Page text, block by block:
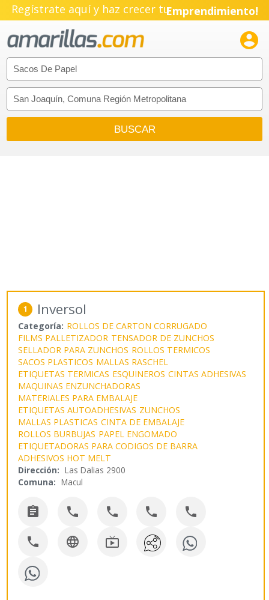
Regístrate aquí y haz crecer tuEmprendimiento!

1 Inversol
Categoría: ROLLOS DE CARTON CORRUGADO
FILMS PALLETIZADOR TENSADOR DE ZUNCHOS
SELLADOR PARA ZUNCHOS ROLLOS TERMICOS
SACOS PLASTICOS MALLAS RASCHEL
ETIQUETAS TERMICAS ESQUINEROS CINTAS ADHESIVAS
MAQUINAS ENZUNCHADORAS
MATERIALES PARA EMBALAJE
ETIQUETAS AUTOADHESIVAS ZUNCHOS
MALLAS PLASTICAS CINTA DE EMBALAJE
ROLLOS BURBUJAS PAPEL ENGOMADO
ETIQUETADORAS PARA CODIGOS DE BARRA
ADHESIVOS HOT MELT
Dirección: Las Dalias 2900
Comuna: Macul
    
  